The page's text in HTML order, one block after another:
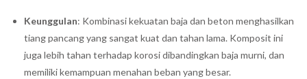
Keunggulan: Kombinasi kekuatan baja dan beton menghasilkan
tiang pancang yang sangat kuat dan tahan lama. Komposit ini
juga lebih tahan terhadap korosi dibandingkan baja murni, dan
memiliki kemampuan menahan beban yang besar.